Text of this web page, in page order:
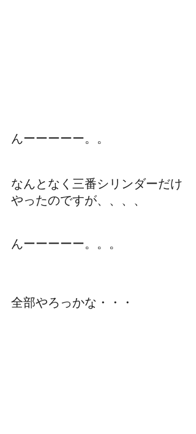
んーーーーー。。
なんとなく三番シリンダーだけ
やったのですが、、、、
んーーーーー。。。
全部やろっかな・・・